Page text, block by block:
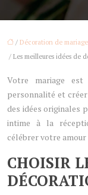
/ Décoration de mariage
/ Les meilleures idées de
Votre mariage
personnalité et créer
des idées originales
intime à la
célébrer votre amour
CHOISIR